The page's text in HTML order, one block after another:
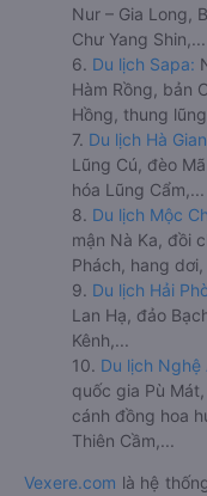
Nur – Gia Long,
Chư Yang Shin,...
6. Du lịch Sapa:
Hàm Rồng, bản
Hồng, thung
7. Du lịch Hà
Lũng Cú, đèo
hóa Lũng Cẩm,...
8. Du lịch Mộc
mận Nà Ka, đồi
Phách, hang
9. Du lịch Hải
Lan Hạ, đảo
Kênh,...
10. Du lịch Nghệ
quốc gia Pù
cánh đồng hoa
Thiên Cầm,...
Vexere.com là hệ